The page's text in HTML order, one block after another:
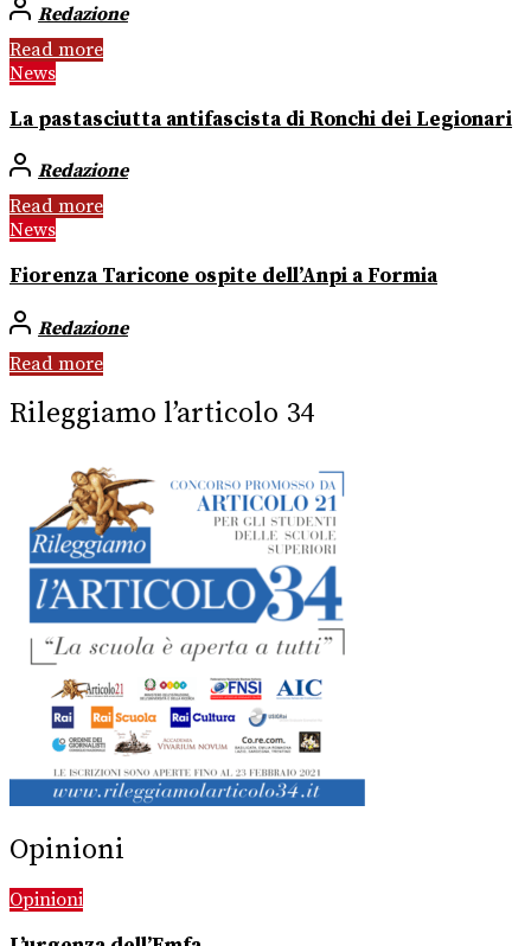
Redazione
Read more
News
La pastasciutta antifascista di Ronchi dei Legionari
Redazione
Read more
News
Fiorenza Taricone ospite dell’Anpi a Formia
Redazione
Read more
Rileggiamo l’articolo 34
Opinioni
Opinioni